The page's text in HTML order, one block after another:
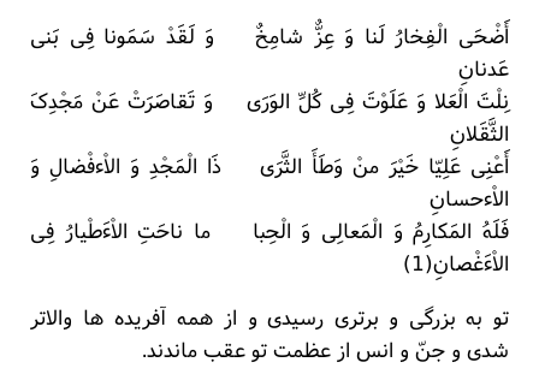
أَضْحَی الْفِخارُ لَنا وَ عِزٌّ شامِخٌ وَ لَقَدْ سَمَونا فِی بَنی
عَدنانِ
نِلْتَ الْعَلا وَ عَلَوْتَ فِی کُلِّ الوَرَی وَ تَقاصَرَتْ عَنْ مَجْدِکَ
الثَّقَلانِ
أَعْنِی عَلِیّا خَیْرَ منْ وَطَأَ الثَّرَی ذَا الْمَجْدِ وَ الاْءفْضالِ وَ
الاْءحسانِ
فَلَهُ المَکارِمُ وَ الْمَعالِی وَ الْحِبا ما ناحَتِ الاْءَطْیارُ فِی
الاْءَغْصانِ(1)
تو به بزرگی و برتری رسیدی و از همه آفریده ها والاتر
شدی و جنّ و انس از عظمت تو عقب ماندند.